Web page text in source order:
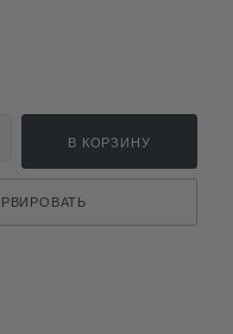
В КОРЗИНУ